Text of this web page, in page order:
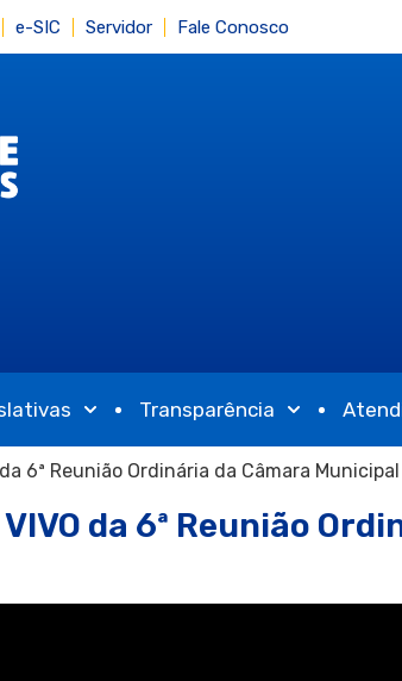
e-SIC Servidor Fale Conosco
Transparência
6ª Reunião Ordinária da Câmara
da 6ª Reunião